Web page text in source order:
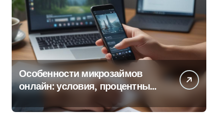
Особенности микрозаймов
онлайн: условия, процентные
ставки и порядок оформления